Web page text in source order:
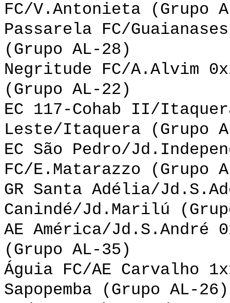
FC/V.Antonieta (Grupo
Passarela FC/
(Grupo AL-28)
Negritude FC/A.Alvim
(Grupo AL-22)
EC 117-Cohab II/
Leste/Itaquera (Grupo
EC São Pedro/
FC/E.Matarazzo (Grupo
GR Santa Adélia/
Canindé/Jd.Marilú
AE América/Jd.S.André
(Grupo AL-35)
Águia FC/AE Carvalho
Sapopemba (Grupo AL-26)